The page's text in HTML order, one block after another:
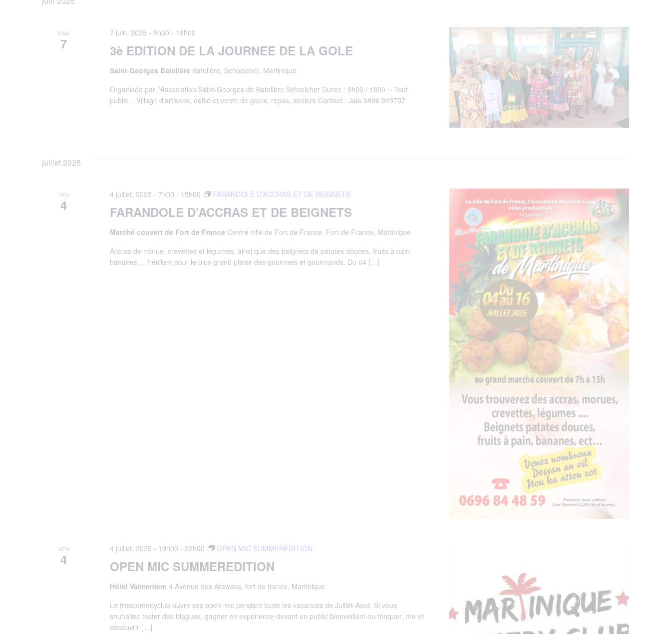
de
vues
Évènements
SAM
7 3è EDITION DE LA JOURNEE DE LA GOLE
7 juin, 2025 - 9h00 - 18h00
Saint Georges Batelière Batelière, Schoelcher, Martinique
Organisée par l'Association Saint-Georges de Batelière Schœlcher Durée : 9h00 / 1800 - Tout
public · Village d’artisans, défilé et vente de goles, repas, ateliers Contact : Jala 0696 929707
juillet 2025
VEN
4 FARANDOLE D’ACCRAS ET DE BEIGNETS
4 juillet, 2025 - 7h00 - 15h00 FARANDOLE D’ACCRAS ET DE BEIGNETS
Marché couvert de Fort de France Centre ville de Fort de France, Fort de France, Martinique
Accras de morue, crevettes et légumes, ainsi que des beignets de patates douces, fruits à pain,
bananes ... frétillent pour le plus grand plaisir des gourmets et gourmands. Du 04 […]
VEN
4 OPEN MIC SUMMEREDITION
4 juillet, 2025 - 19h00 - 22h00 OPEN MIC SUMMEREDITION
Hôtel Valmeniere 4 Avenue des Arawaks, fort de france, Martinique
Le freecomedyclub ouvre ses open mic pendant toute les vacances de Juillet-Aout. Si vous
souhaitez tester des blagues, gagner en expérience devant un public bienveillant ou trinquer, rire et
découvrir […]